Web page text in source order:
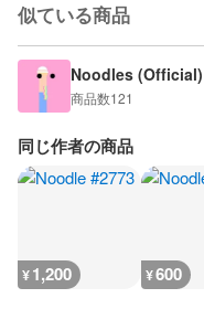
似ている商品
Noodles (Official)
商品数121
同じ作者の商品
¥1,200 ¥600